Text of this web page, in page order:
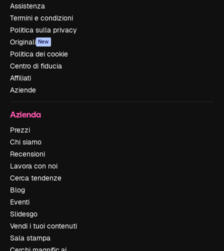
Assistenza
Termini e condizioni
Politica sulla privacy
Originali New
Politica dei cookie
Centro di fiducia
Affiliati
Aziende
Azienda
Prezzi
Chi siamo
Recensioni
Lavora con noi
Cerca tendenze
Blog
Eventi
Slidesgo
Vendi i tuoi contenuti
Sala stampa